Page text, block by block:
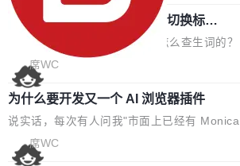
屏提醒规则，调整为每次切屏均触发提示，提
考试规范性。 优化登录状...
块。系统简约，易于功能扩展，方便二次开发
可以用来做日常 OA，CRM，ERP，业务管理
系统。 勾股OA6.0.2版本主要是对勾股OA 6第
一个大版本发布的部分功能细节优化和bug问
修复的版本，具体更新日志如下： 1、补全新
本的各个审批类型的审批单导出 2、优化各个
口而出的那个答案。"GEO公司推荐"这个搜索
背后,折射的是企业面对新兴服务赛道时的集体
惑——该信谁、看什么、怎么选。 据易观分析
《中国GEO市场产业图谱》数据,2026年中国
O行业规模预计达942亿元,同比增长169.7%。
artner同期预测,传统搜索引擎访问量年内将下
国消费者调研则指出,37%的用户在有明确购买
任意网页划词 AI 问答：不用切换标签页
的效率秘诀
看英文技术文档的时候，你是怎么查生词的？
猜大多数人的流程是：选中单词 → Ctrl+C →
到翻译标签页 → Ctrl+V → 看翻译 → 切回原
文。遇到不懂的代码片段，再切到 ChatGPT
一下。来回切换几次，思路早断了。 今天介绍
开源 Chrome 扩展 AI Helper，有一个划词浮
工具栏功能，能让你在任意网页选中文本就直
席WC
为什么要开发又一个 AI 浏览器插件
说实话，每次有人问我"市面上已经有 Monica
Sider、Copilot for Chrome 这些 AI 浏览器插
了，你为什么还要再做一个"，我都觉得这个问
席WC